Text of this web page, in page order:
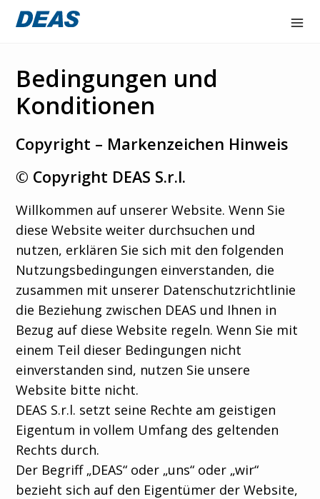
Select your
language
Suche
Atorex
NAIR
Unternehme
n
Kontakt
Bedingungen und
Konditionen
Copyright – Markenzeichen Hinweis
© Copyright DEAS S.r.l.
Willkommen auf unserer Website. Wenn Sie
diese Website weiter durchsuchen und
nutzen, erklären Sie sich mit den folgenden
Nutzungsbedingungen einverstanden, die
zusammen mit unserer Datenschutzrichtlinie
die Beziehung zwischen DEAS und Ihnen in
Bezug auf diese Website regeln. Wenn Sie mit
einem Teil dieser Bedingungen nicht
einverstanden sind, nutzen Sie unsere
Website bitte nicht.
DEAS S.r.l. setzt seine Rechte am geistigen
Eigentum in vollem Umfang des geltenden
Rechts durch.
Der Begriff „DEAS“ oder „uns“ oder „wir“
bezieht sich auf den Eigentümer der Website,